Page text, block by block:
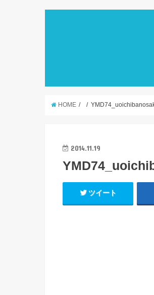
HOME
2014.11.19
ツイート